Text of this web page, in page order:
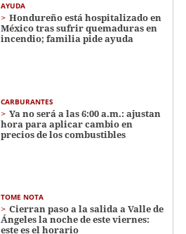
AYUDA
Hondureño está hospitalizado en
México tras sufrir quemaduras en
incendio; familia pide ayuda
CARBURANTES
Ya no será a las 6:00 a.m.: ajustan
hora para aplicar cambio en
precios de los combustibles
TOME NOTA
Cierran paso a la salida a Valle de
Ángeles la noche de este viernes:
este es el horario